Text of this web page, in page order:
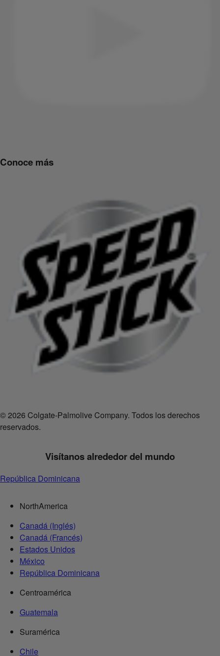
Conoce más
© 2026 Colgate-Palmolive Company. Todos los derechos
reservados.
Visítanos alrededor del mundo
República Dominicana
NorthAmerica
Canadá (Inglés)
Canadá (Francés)
Estados Unidos
México
República Dominicana
Centroamérica
Guatemala
Suramérica
Chile